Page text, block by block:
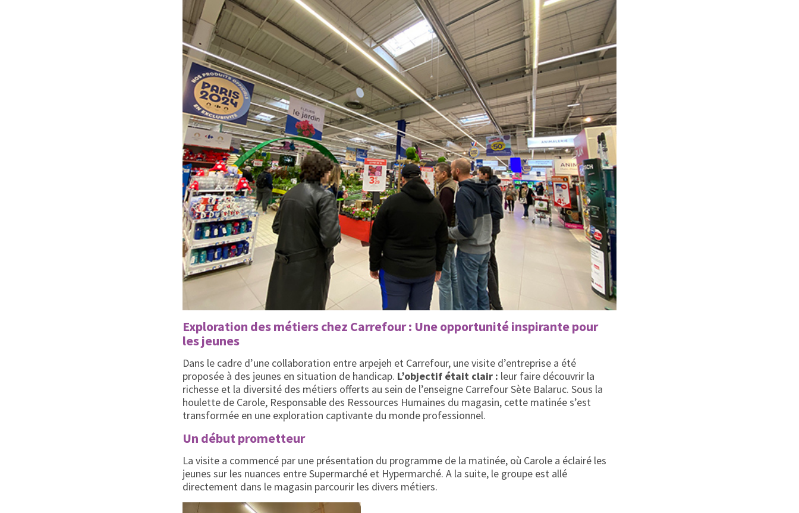
Exploration des métiers chez Carrefour : Une opportunité inspirante pour
les jeunes
Dans le cadre d’une collaboration entre arpejeh et Carrefour, une visite d’entreprise a été
proposée à des jeunes en situation de handicap. L’objectif était clair : leur faire découvrir la
richesse et la diversité des métiers offerts au sein de l’enseigne Carrefour Sète Balaruc. Sous la
houlette de Carole, Responsable des Ressources Humaines du magasin, cette matinée s’est
transformée en une exploration captivante du monde professionnel.
Un début prometteur
La visite a commencé par une présentation du programme de la matinée, où Carole a éclairé les
jeunes sur les nuances entre Supermarché et Hypermarché. A la suite, le groupe est allé
directement dans le magasin parcourir les divers métiers.